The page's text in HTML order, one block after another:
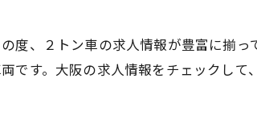
度、２トン車の求人情報が豊富に揃っ
です。大阪の求人情報をチェックして